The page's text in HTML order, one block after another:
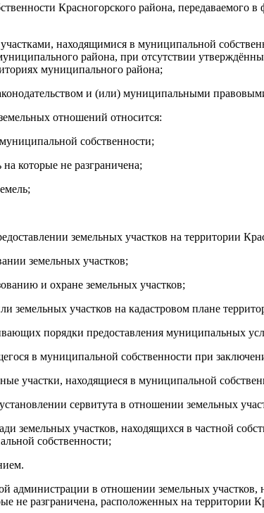
Красногорского района, передаваемого в
находящимися в муниципальной
района, при отсутствии
муниципального района;
и (или) муниципальными
отношений относится:
собственности;
которые не разграничена;
земельных участков на территории
земельных участков;
и охране земельных участков;
земельных участков на кадастровом плане
порядки предоставления муниципальных
в муниципальной собственности при
участки, находящиеся в муниципальной
сервитута в отношении земельных
земельных участков, находящихся в частной
собственности;
в отношении земельных участков,
не разграничена, расположенных на